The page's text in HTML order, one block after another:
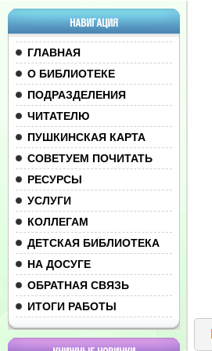
НАВИГАЦИЯ
ГЛАВНАЯ
О БИБЛИОТЕКЕ
ПОДРАЗДЕЛЕНИЯ
ЧИТАТЕЛЮ
ПУШКИНСКАЯ КАРТА
СОВЕТУЕМ ПОЧИТАТЬ
РЕСУРСЫ
УСЛУГИ
КОЛЛЕГАМ
ДЕТСКАЯ БИБЛИОТЕКА
НА ДОСУГЕ
ОБРАТНАЯ СВЯЗЬ
ИТОГИ РАБОТЫ